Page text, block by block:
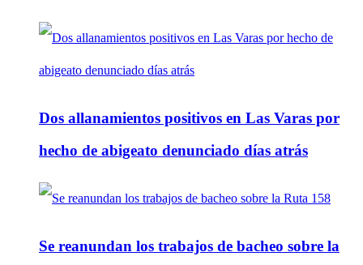
Dos allanamientos positivos en Las Varas por
hecho de abigeato denunciado días atrás
Se reanundan los trabajos de bacheo sobre la